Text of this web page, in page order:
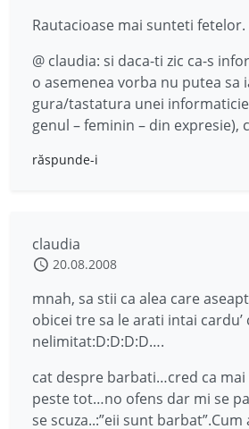
Rautacioase mai sunteti fetelor.
@ claudia: si daca-ti zic ca-s
o asemenea vorba nu putea sa
gura/tastatura unei
genul – feminin – din expresie),
răspunde-i
claudia
20.08.2008
mnah, sa stii ca alea care
obicei tre sa le arati intai
nelimitat:D:D:D:D….
cat despre barbati…cred ca
peste tot…no ofens dar mi se
se scuza..:”eii sunt